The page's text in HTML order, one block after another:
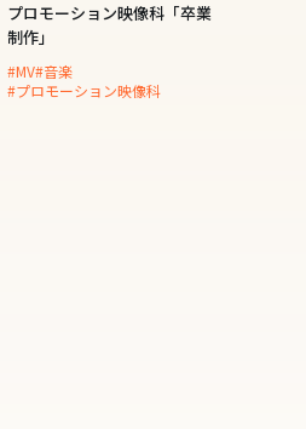
プロモーション映像科「卒業
制作」
#MV#音楽
#プロモーション映像科